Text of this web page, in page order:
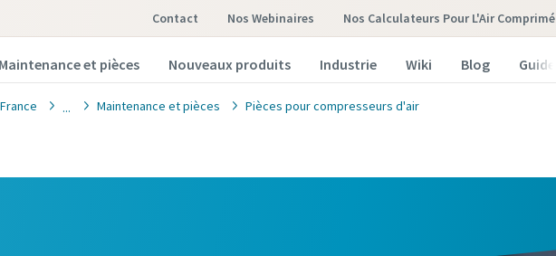
Contact Nos Webinaires Nos Calculateurs Pour L'Air Comprimé
Maintenance et pièces Nouveaux produits Industrie Wiki Blog Guides
Maintenance et pièces Pièces pour compresseurs d'air